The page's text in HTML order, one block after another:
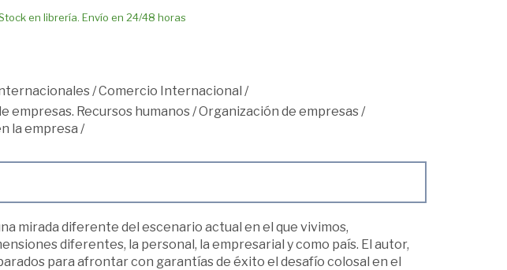
en librería. Envío en 24/48 horas
/Comercio Internacional /
empresas. Recursos humanos/Organización de empresas/
la empresa /
mirada diferente del escenario actual en el que vivimos,
diferentes, la personal, la empresarial y como país. El autor,
para afrontar con garantías de éxito el desafío colosal en el